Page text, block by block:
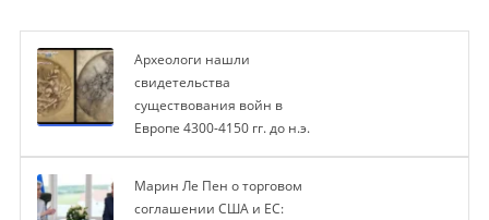
Археологи нашли
свидетельства
существования войн в
Европе 4300-4150 гг. до н.э.
Марин Ле Пен о торговом
соглашении США и ЕС: